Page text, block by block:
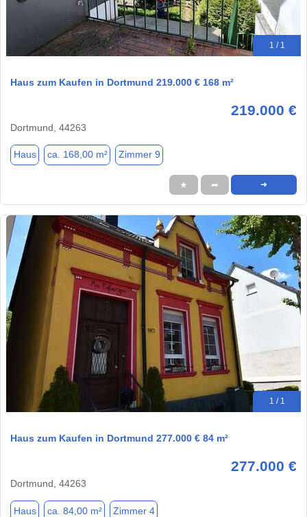
1 / 1
Haus zum Kaufen in Dortmund 219.000 € 168 m²
219.000 €
Dortmund, 44263
Haus ca. 168,00 m² Zimmer 9
★ ➦ ➜
1 / 1
Haus zum Kaufen in Dortmund 277.000 € 84 m²
277.000 €
Dortmund, 44263
Haus ca. 84,00 m² Zimmer 4